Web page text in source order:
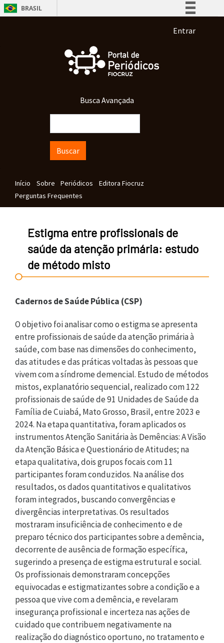
Pular para o conteúdo principal
BRASIL
Participe
Acesso à informação
Menu de
Entrar
Busca Avançada
Navegação principal
Início Sobre Periódicos
Editora Fiocruz
Perguntas Frequentes
Estigma entre profissionais de
saúde da atenção primária: estudo
de método misto
Cadernos de Saúde Pública (CSP)
O objetivo foi analisar como o estigma se apresenta
entre profissionais de saúde da atenção primária à
saúde, com base nas dimensões do conhecimento,
das atitudes e das práticas voltadas às pessoas que
vivem com a síndrome demencial. Estudo de métodos
mistos, explanatório sequencial, realizado com 122
profissionais de saúde de 91 Unidades de Saúde da
Família de Cuiabá, Mato Grosso, Brasil, entre 2023 e
2024. Na etapa quantitativa, foram aplicados os
instrumentos Atenção Sanitária às Demências: A Visão
da Atenção Básica e Questionário de Atitudes; na
etapa qualitativa, dois grupos focais com 11
participantes foram conduzidos. Na análise dos
resultados, os dados quantitativos e qualitativos
foram integrados, buscando convergências e
divergências interpretativas. Os resultados
mostraram insuficiência de conhecimento e de
preparo técnico dos participantes sobre a demência,
decorrente de ausência de formação específica,
sugerindo a presença de estigma estrutural e social.
Os profissionais demonstraram concepções
equivocadas e estigmatizantes sobre a condição e a
pessoa que vive com a demência, e revelaram
insegurança profissional e incerteza nas ações de
cuidado que contribuem negativamente na
realização do diagnóstico oportuno, no tratamento e